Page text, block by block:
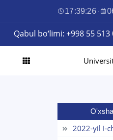
17:39:27 ·
Qabul bo‘limi: +998 55 513
2022-yil I-